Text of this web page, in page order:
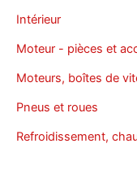
Intérieur
Moteur - pièces et
Moteurs, boîtes de
Pneus et roues
Refroidissement,